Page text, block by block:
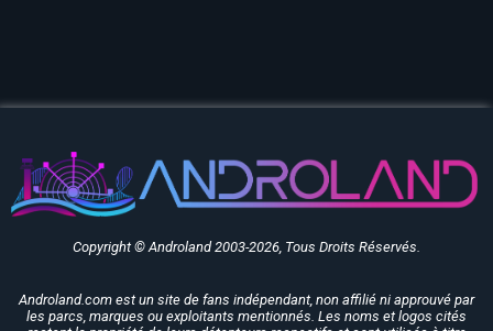
Copyright © Androland 2003-2026, Tous Droits Réservés.
Androland.com est un site de fans indépendant, non affilié ni approuvé par
les parcs, marques ou exploitants mentionnés. Les noms et logos cités